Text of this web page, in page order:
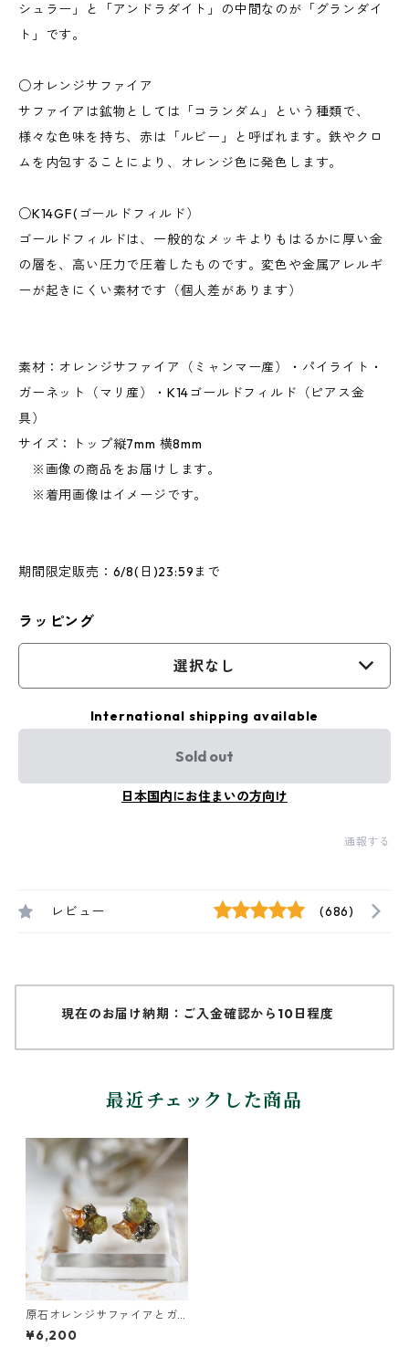
シュラー」と「アンドラダイト」の中間なのが「グランダイ
ト」です。
○オレンジサファイア
サファイアは鉱物としては「コランダム」という種類で、
様々な色味を持ち、赤は「ルビー」と呼ばれます。鉄やクロ
ムを内包することにより、オレンジ色に発色します。
○K14GF(ゴールドフィルド）
ゴールドフィルドは、一般的なメッキよりもはるかに厚い金
の層を、高い圧力で圧着したものです。変色や金属アレルギ
ーが起きにくい素材です（個人差があります）
素材：オレンジサファイア（ミャンマー産）・パイライト・
ガーネット（マリ産）・K14ゴールドフィルド（ピアス金
具）
サイズ：トップ縦7mm 横8mm
※画像の商品をお届けします。
※着用画像はイメージです。
期間限定販売：6/8(日)23:59まで
ラッピング
選択なし
International shipping available
Sold out
日本国内にお住まいの方向け
通報する
レビュー (686)
現在のお届け納期：ご入金確認から10日程度
最近チェックした商品
原石オレンジサファイアとガ
ーネットのプチピアス
¥6,200